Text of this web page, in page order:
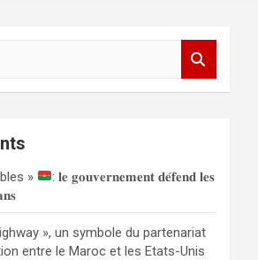
»
: 𝐥𝐞 𝐠𝐨𝐮𝐯𝐞𝐫𝐧𝐞𝐦𝐞𝐧𝐭 𝐝𝐞́𝐟𝐞𝐧𝐝 𝐥𝐞𝐬
», un symbole du partenariat
entre le Maroc et les Etats-Unis